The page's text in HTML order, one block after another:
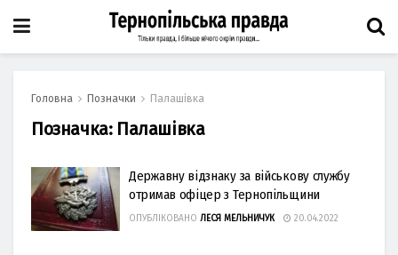
Головна Позначки Палашівка
Позначка: Палашівка
Державну відзнаку за військову службу
отримав офіцер з Тернопільщини
ОПУБЛІКОВАНО ЛЕСЯ МЕЛЬНИЧУК 20.04.2022